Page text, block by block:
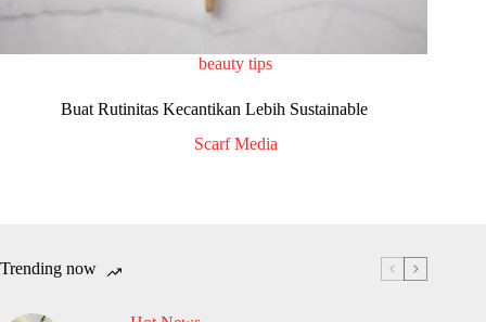
beauty tips
Buat Rutinitas Kecantikan Lebih Sustainable
Scarf Media
Trending now